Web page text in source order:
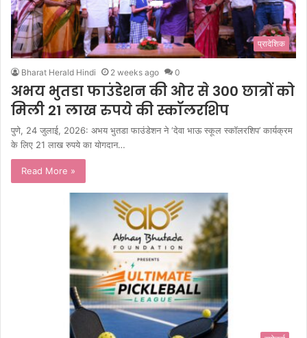
प्रादेशिक
Bharat Herald Hindi 2 weeks ago 0
अभय भुतडा फाउंडेशन की ओर से 300 छात्रों को
मिली 21 लाख रुपये की स्कॉलरशिप
पुणे, 24 जुलाई, 2026: अभय भुतडा फाउंडेशन ने ‘देवा भाऊ स्कूल स्कॉलरशिप’ कार्यक्रम
के लिए 21 लाख रुपये का योगदान…
Read More »